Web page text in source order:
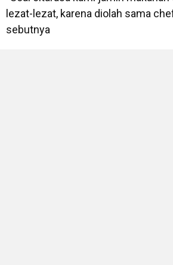
lezat-lezat, karena diolah sama
sebutnya